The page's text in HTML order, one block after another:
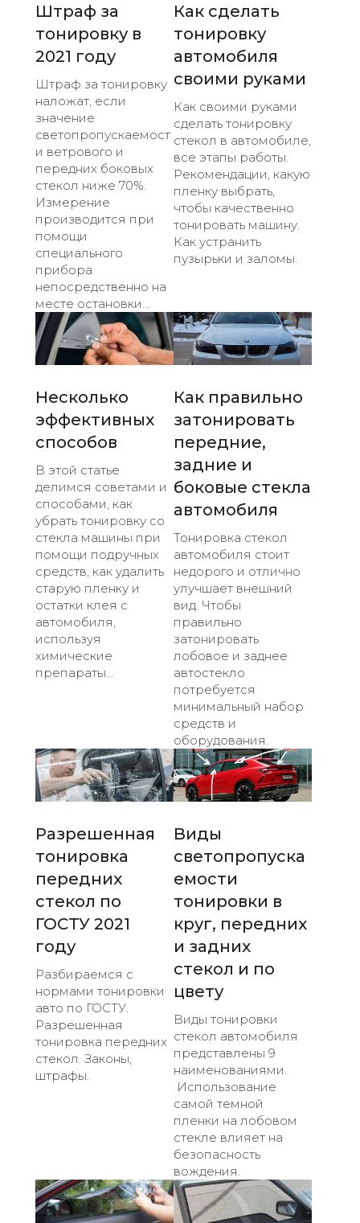
Штраф за
тонировку в
2021 году
Штраф за тонировку
наложат, если
значение
светопропускаемост
и ветрового и
передних боковых
стекол ниже 70%.
Измерение
производится при
помощи
специального
прибора
непосредственно на
месте остановки...
Как сделать
тонировку
автомобиля
своими руками
Как своими руками
сделать тонировку
стекол в автомобиле,
все этапы работы.
Рекомендации, какую
пленку выбрать,
чтобы качественно
тонировать машину.
Как устранить
пузырьки и заломы.
Несколько
эффективных
способов
В этой статье
делимся советами и
способами, как
убрать тонировку со
стекла машины при
помощи подручных
средств, как удалить
старую пленку и
остатки клея с
автомобиля,
используя
химические
препараты...
Как правильно
затонировать
передние,
задние и
боковые стекла
автомобиля
Тонировка стекол
автомобиля стоит
недорого и отлично
улучшает внешний
вид. Чтобы
правильно
затонировать
лобовое и заднее
автостекло
потребуется
минимальный набор
средств и
оборудования.
Разрешенная
тонировка
передних
стекол по
ГОСТУ 2021
году
Разбираемся с
нормами тонировки
авто по ГОСТУ.
Разрешенная
тонировка передних
стекол. Законы,
штрафы.
Виды
светопропуска
емости
тонировки в
круг, передних
и задних
стекол и по
цвету
Виды тонировки
стекол автомобиля
представлены 9
наименованиями.
Использование
самой темной
пленки на лобовом
стекле влияет на
безопасность
вождения.